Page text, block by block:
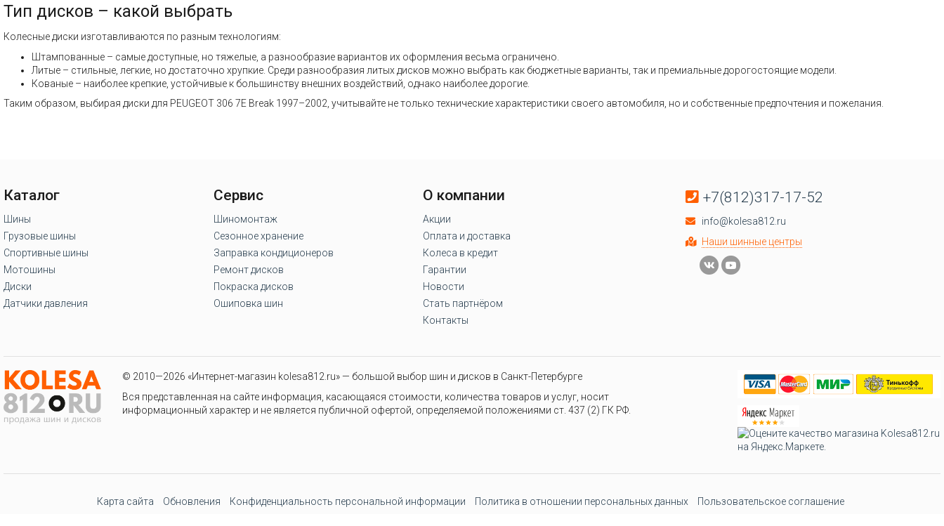
Тип дисков – какой выбрать
Колесные диски изготавливаются по разным технологиям:
Штампованные – самые доступные, но тяжелые, а разнообразие вариантов их оформления весьма ограничено.
Литые – стильные, легкие, но достаточно хрупкие. Среди разнообразия литых дисков можно выбрать как бюджетные варианты, так и премиальные дорогостоящие модели.
Кованые – наиболее крепкие, устойчивые к большинству внешних воздействий, однако наиболее дорогие.
Таким образом, выбирая диски для PEUGEOT 306 7E Break 1997–2002, учитывайте не только технические характеристики своего автомобиля, но и собственные предпочтения и пожелания.
Каталог
Шины
Грузовые шины
Спортивные шины
Мотошины
Диски
Датчики давления
Сервис
Шиномонтаж
Сезонное хранение
Заправка кондиционеров
Ремонт дисков
Покраска дисков
Ошиповка шин
О компании
Акции
Оплата и доставка
Колеса в кредит
Гарантии
Новости
Стать партнёром
Контакты
+7(812)317-17-52
info@kolesa812.ru
Наши шинные центры
© 2010—2026 «Интернет-магазин kolesa812.ru» — большой выбор шин и дисков в Санкт-Петербурге
Вся представленная на сайте информация, касающаяся стоимости, количества товаров и услуг, носит
информационный характер и не является публичной офертой, определяемой положениями ст. 437 (2) ГК РФ.
Карта сайта Обновления Конфиденциальность персональной информации Политика в отношении персональных данных Пользовательское соглашение